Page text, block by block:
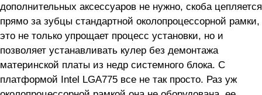
дополнительных аксессуаров не нужно, скоба цепляется
прямо за зубцы стандартной околопроцессорной рамки,
это не только упрощает процесс установки, но и
позволяет устанавливать кулер без демонтажа
материнской платы из недр системного блока. С
платформой Intel LGA775 все не так просто. Раз уж